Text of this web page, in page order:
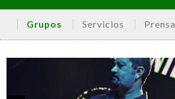
Grupos Servicios Prensa